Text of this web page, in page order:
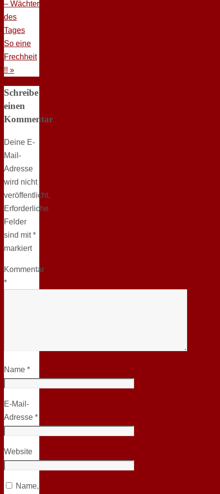
– Wächter
des
Tages
So eine
Frechheit
!! »
Schreibe
einen
Kommentar
Deine E-
Mail-
Adresse
wird nicht
veröffentlicht.
Erforderliche
Felder
sind mit*
markiert
Kommentar
*
Name *
E-Mail-
Adresse *
Website
Name,